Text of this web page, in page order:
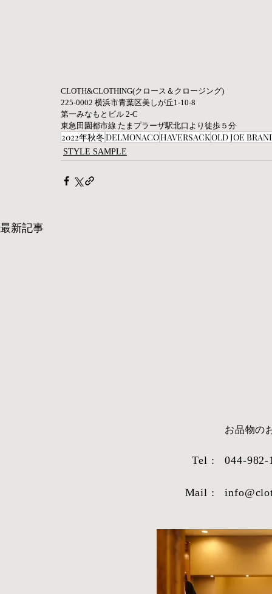
CLOTH&CLOTHING(クロース＆クロージング)
225-0002 横浜市青葉区美しが丘1-10-8
第一みなもとビル 2-C
東急田園都市線 たまプラーザ駅北口より徒歩５分
2022年秋冬DELMONACOHAVERSACKOLD JOE
STYLE SAMPLE
最新記事
お品物の
Tel : 044-982-
Mail :